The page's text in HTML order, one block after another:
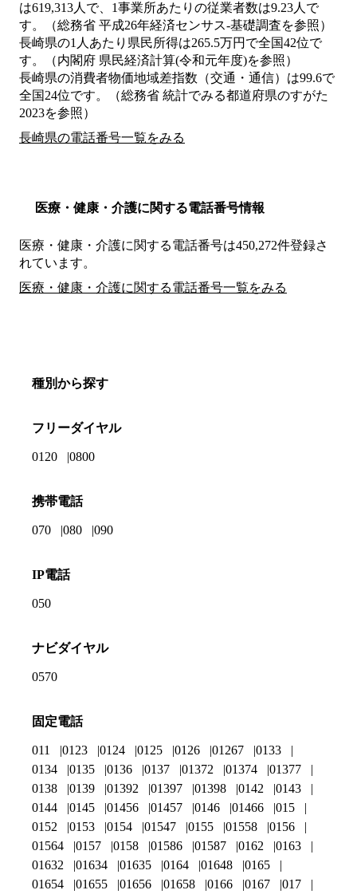
は619,313人で、1事業所あたりの従業者数は9.23人で
す。（総務省 平成26年経済センサス‐基礎調査を参照）
長崎県の1人あたり県民所得は265.5万円で全国42位で
す。（内閣府 県民経済計算(令和元年度)を参照）
長崎県の消費者物価地域差指数（交通・通信）は99.6で
全国24位です。（総務省 統計でみる都道府県のすがた
2023を参照）
長崎県の電話番号一覧をみる
医療・健康・介護に関する電話番号情報
医療・健康・介護に関する電話番号は450,272件登録さ
れています。
医療・健康・介護に関する電話番号一覧をみる
種別から探す
フリーダイヤル
0120 0800
携帯電話
070 080 090
IP電話
050
ナビダイヤル
0570
固定電話
011 0123 0124 0125 0126 01267
0133
0134
0135 0136 0137 01372 01374
01377
0138
0139 01392 01397 01398 0142
0143
0144
0145 01456 01457 0146 01466
015
0152
0153 0154 01547 0155 01558
0156
01564
0157 0158 01586 01587 0162
0163
01632
01634 01635 0164 01648
0165
01654
01655 01656 01658 0166 0167 017